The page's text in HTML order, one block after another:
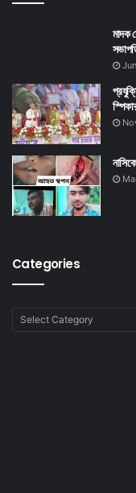
মাদক
Categories
Categories